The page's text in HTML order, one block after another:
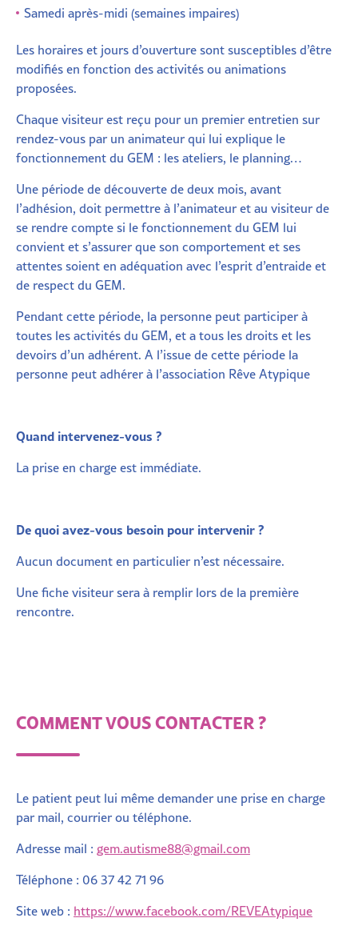
Samedi après-midi (semaines impaires)
Les horaires et jours d’ouverture sont susceptibles d’être
modifiés en fonction des activités ou animations
proposées.
Chaque visiteur est reçu pour un premier entretien sur
rendez-vous par un animateur qui lui explique le
fonctionnement du GEM : les ateliers, le planning…
Une période de découverte de deux mois, avant
l’adhésion, doit permettre à l’animateur et au visiteur de
se rendre compte si le fonctionnement du GEM lui
convient et s’assurer que son comportement et ses
attentes soient en adéquation avec l’esprit d’entraide et
de respect du GEM.
Pendant cette période, la personne peut participer à
toutes les activités du GEM, et a tous les droits et les
devoirs d’un adhérent. A l’issue de cette période la
personne peut adhérer à l’association Rêve Atypique
Quand intervenez-vous ?
La prise en charge est immédiate.
De quoi avez-vous besoin pour intervenir ?
Aucun document en particulier n’est nécessaire.
Une fiche visiteur sera à remplir lors de la première
rencontre.
COMMENT VOUS CONTACTER ?
Le patient peut lui même demander une prise en charge
par mail, courrier ou téléphone.
Adresse mail : gem.autisme88@gmail.com
Téléphone : 06 37 42 71 96
Site web : https://www.facebook.com/REVEAtypique